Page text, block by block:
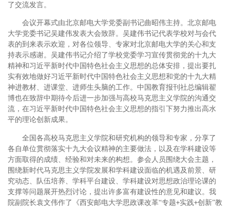
了交流发言。
会议开幕式由北京邮电大学党委副书记曲昭伟主持。北京邮电
大学党委书记吴建伟发表大会致辞。吴建伟书记代表学校对与会代
表的到来表示欢迎，对各位领导、专家对北京邮电大学的关心和支
持表示感谢。吴建伟书记介绍了学校党委学习宣传贯彻党的十九大
精神和习近平新时代中国特色社会主义思想的总体安排，提出要扎
实有效地做好习近平新时代中国特色社会主义思想和党的十九大精
神进教材、进课堂、进师生头脑的工作。 中国教育报刊社总编辑翟
博也在致辞中期待今后进一步加强与高校马克思主义学院的沟通交
流，在习近平新时代中国特色社会主义思想的指引下努力推出高水
平的理论创新成果。
全国各高校马克思主义学院和研究机构的领导和专家，分享了
各自单位贯彻落实十九大会议精神的主要做法，以及在学科建设等
方面取得的成绩、经验和对未来的构想。参会人员围绕大会主题，
围绕新时代马克思主义学院发展和学科建设面临的机遇及前景、研
究动态、队伍培养、学科平台建设、学科建设对思想政治理论课的
支撑等问题展开热烈讨论，提出许多富有建设性的意见和建议。 我
院副院长袁文伟作了《西安邮电大学思政课改革“专题+实践+创新”教